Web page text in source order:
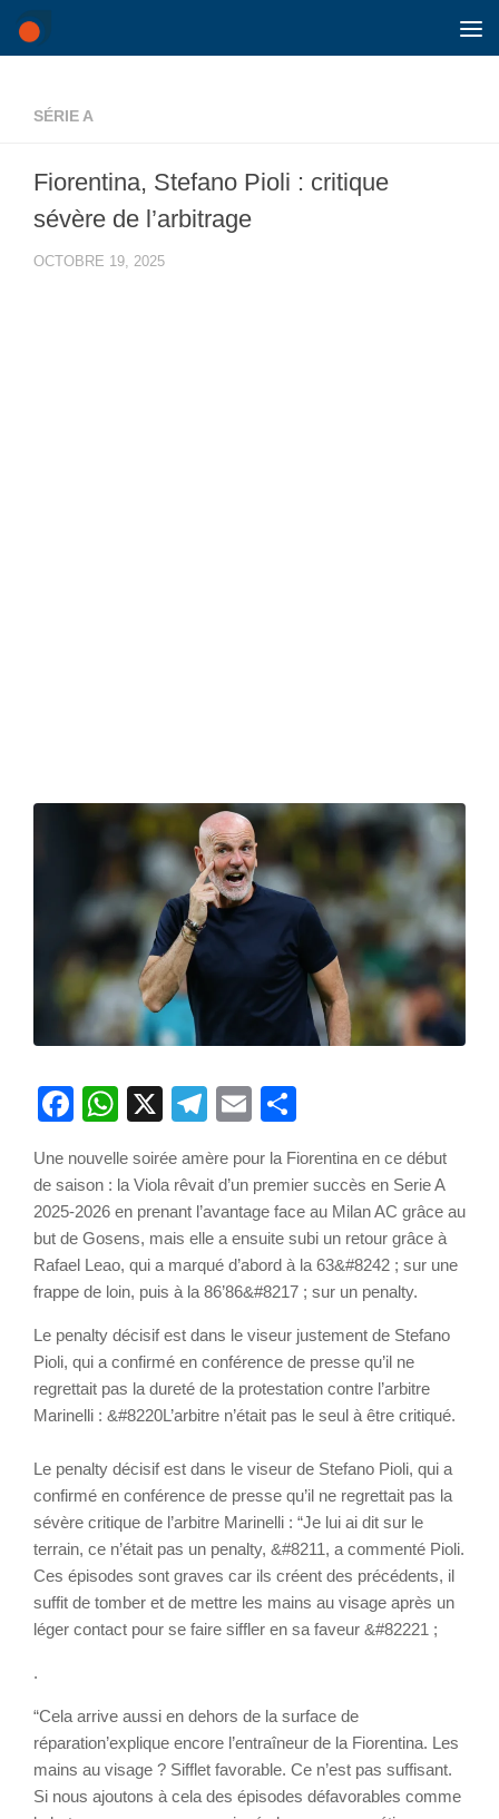
Skip to content
SÉRIE A
Fiorentina, Stefano Pioli : critique
sévère de l’arbitrage
OCTOBRE 19, 2025
Facebook
WhatsApp
X Telegram
Email
Une nouvelle soirée amère pour la Fiorentina en ce début
de saison : la Viola rêvait d’un premier succès en Serie A
2025-2026 en prenant l’avantage face au Milan AC grâce au
but de Gosens, mais elle a ensuite subi un retour grâce à
Rafael Leao, qui a marqué d’abord à la 63&#8242 ; sur une
frappe de loin, puis à la 86’86&#8217 ; sur un penalty.
Le penalty décisif est dans le viseur justement de Stefano
Pioli, qui a confirmé en conférence de presse qu’il ne
regrettait pas la dureté de la protestation contre l’arbitre
Marinelli : &#8220L’arbitre n’était pas le seul à être critiqué.
Le penalty décisif est dans le viseur de Stefano Pioli, qui a
confirmé en conférence de presse qu’il ne regrettait pas la
sévère critique de l’arbitre Marinelli : “Je lui ai dit sur le
terrain, ce n’était pas un penalty, &#8211, a commenté Pioli.
Ces épisodes sont graves car ils créent des précédents, il
suffit de tomber et de mettre les mains au visage après un
léger contact pour se faire siffler en sa faveur &#82221 ;
.
“Cela arrive aussi en dehors de la surface de
réparation’explique encore l’entraîneur de la Fiorentina. Les
mains au visage ? Sifflet favorable. Ce n’est pas suffisant.
Si nous ajoutons à cela des épisodes défavorables comme